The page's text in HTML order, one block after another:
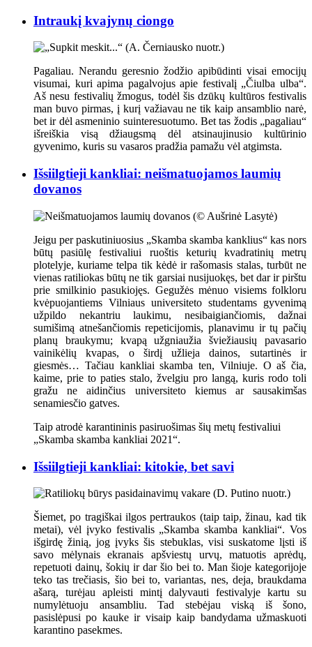
Intraukį kvajynų ciongo
Pagaliau. Nerandu geresnio žodžio apibūdinti visai emocijų
visumai, kuri apima pagalvojus apie festivalį „Čiulba ulba“.
Aš nesu festivalių žmogus, todėl šis dzūkų kultūros festivalis
man buvo pirmas, į kurį važiavau ne tik kaip ansamblio narė,
bet ir dėl asmeninio suinteresuotumo. Bet tas žodis „pagaliau“
išreiškia visą džiaugsmą dėl atsinaujinusio kultūrinio
gyvenimo, kuris su vasaros pradžia pamažu vėl atgimsta.
Išsiilgtieji kankliai: neišmatuojamos laumių
dovanos
Jeigu per paskutiniuosius „Skamba skamba kanklius“ kas nors
būtų pasiūlę festivaliui ruoštis keturių kvadratinių metrų
plotelyje, kuriame telpa tik kėdė ir rašomasis stalas, turbūt ne
vienas ratiliokas būtų ne tik garsiai nusijuokęs, bet dar ir pirštu
prie smilkinio pasukiojęs. Gegužės mėnuo visiems folkloru
kvėpuojantiems Vilniaus universiteto studentams gyvenimą
užpildo nekantriu laukimu, nesibaigiančiomis, dažnai
sumišimą atnešančiomis repeticijomis, planavimu ir tų pačių
planų braukymu; kvapą užgniaužia šviežiausių pavasario
vainikėlių kvapas, o širdį užlieja dainos, sutartinės ir
giesmės… Tačiau kankliai skamba ten, Vilniuje. O aš čia,
kaime, prie to paties stalo, žvelgiu pro langą, kuris rodo toli
gražu ne aidinčius universiteto kiemus ar sausakimšas
senamiesčio gatves.
Taip atrodė karantininis pasiruošimas šių metų festivaliui
„Skamba skamba kankliai 2021“.
Išsiilgtieji kankliai: kitokie, bet savi
Šiemet, po tragiškai ilgos pertraukos (taip taip, žinau, kad tik
metai), vėl įvyko festivalis „Skamba skamba kankliai“. Vos
išgirdę žinią, jog įvyks šis stebuklas, visi suskatome lįsti iš
savo mėlynais ekranais apšviestų urvų, matuotis aprėdų,
repetuoti dainų, šokių ir dar šio bei to. Man šioje kategorijoje
teko tas trečiasis, šio bei to, variantas, nes, deja, braukdama
ašarą, turėjau apleisti mintį dalyvauti festivalyje kartu su
numylėtuoju ansambliu. Tad stebėjau viską iš šono,
pasislėpusi po kauke ir visaip kaip bandydama užmaskuoti
karantino pasekmes.